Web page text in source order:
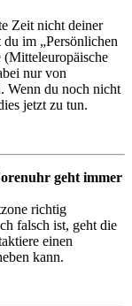
Zeit nicht deiner
im „Persönlichen
(Mitteleuropäische
nur von
Wenn du noch nicht
jetzt zu tun.
geht immer
richtig
falsch ist, geht die
einen
kann.